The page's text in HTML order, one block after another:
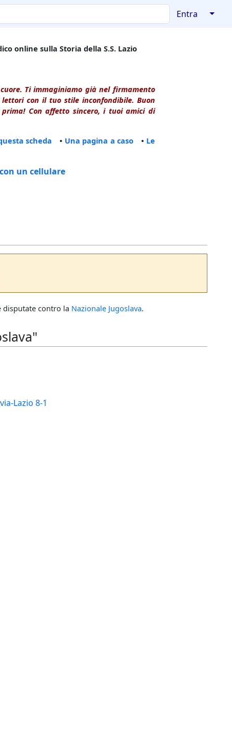
Entra ↓
online sulla Storia della S.S. Lazio
Ti immaginiamo già nel firmamento
con il tuo stile inconfondibile. Buon
Con affetto sincero, i tuoi amici di
scheda • Una pagina a caso • Le
un cellulare
contro la Nazionale Jugoslava.
Lazio 8-1